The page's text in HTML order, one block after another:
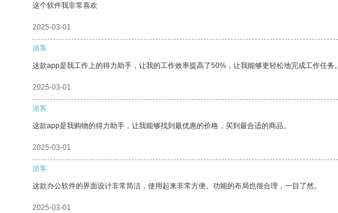
这个软件我非常喜欢
2025-03-01
游客
这款app是我工作上的得力助手，让我的工作效率提高了50%，让我能够更轻松地完成工作任务。
2025-03-01
游客
这款app是我购物的得力助手，让我能够找到最优惠的价格，买到最合适的商品。
2025-03-01
游客
这款办公软件的界面设计非常简洁，使用起来非常方便。功能的布局也很合理，一目了然。
2025-03-01